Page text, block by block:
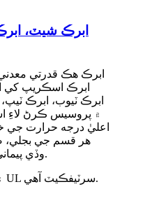
ابرڪ شيٽ،
ابرڪ هڪ قدرتي
ابرڪ اسڪريپ کي
ابرڪ ٽيوب، ابرڪ
۾ پروسيس ڪرڻ لاءِ
اعليٰ درجه حرارت جي
هر قسم جي بجلي،
وڏي پيماني تي استعمال ٿيندو آهي.
سڀني مواد وٽ ROHS ۽ UL سرٽيفڪيٽ آهي.